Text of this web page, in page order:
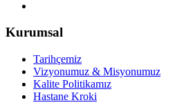
Kurumsal
Tarihçemiz
Vizyonumuz & Misyonumuz
Kalite Politikamız
Hastane Kroki